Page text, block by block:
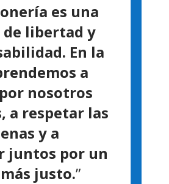
es una
de libertad y
En la
a
nosotros
a respetar las
y a
juntos por un
justo.”